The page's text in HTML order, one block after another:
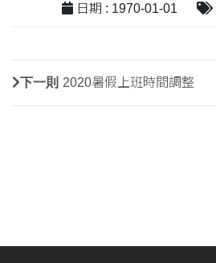
日期 : 1970-01-01
下一則 2020暑假上班時間調整